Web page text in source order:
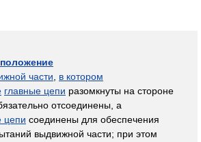
части
в котором
главные цепи разомкнуты на стороне
отсоединены, а
цепи соединены для обеспечения
выдвижной части; при этом